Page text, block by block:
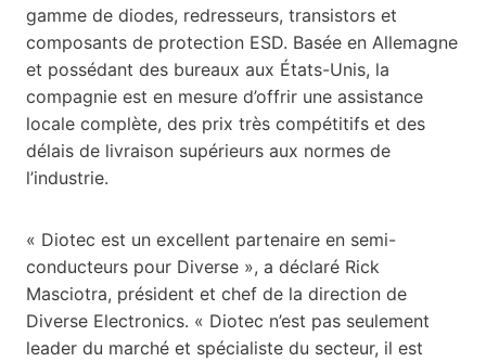
gamme de diodes, redresseurs, transistors et
composants de protection ESD. Basée en Allemagne
et possédant des bureaux aux États-Unis, la
compagnie est en mesure d’offrir une assistance
locale complète, des prix très compétitifs et des
délais de livraison supérieurs aux normes de
l’industrie.
« Diotec est un excellent partenaire en semi-
conducteurs pour Diverse », a déclaré Rick
Masciotra, président et chef de la direction de
Diverse Electronics. « Diotec n’est pas seulement
leader du marché et spécialiste du secteur, il est